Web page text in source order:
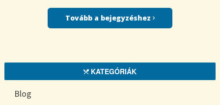
Tovább a bejegyzéshez
KATEGÓRIÁK
Blog